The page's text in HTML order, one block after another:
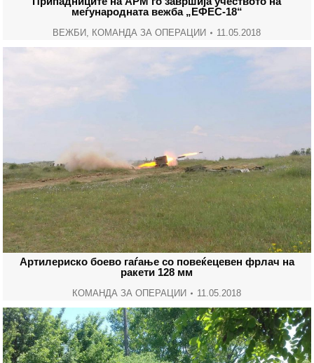
меѓународната вежба „ЕФЕС-18“
ВЕЖБИ, КОМАНДА ЗА ОПЕРАЦИИ 11.05.2018
Артилериско боево гаѓање со повеќецевен фрлач на
ракети 128 мм
КОМАНДА ЗА ОПЕРАЦИИ 11.05.2018